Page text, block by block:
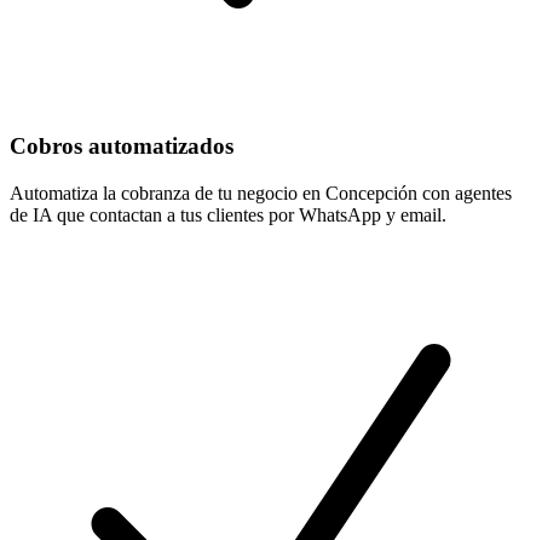
Cobros automatizados
Automatiza la cobranza de tu negocio en Concepción con agentes
de IA que contactan a tus clientes por WhatsApp y email.